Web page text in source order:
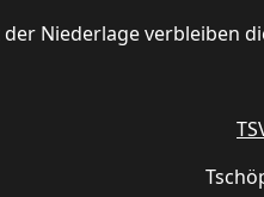
Niederlage verbleiben